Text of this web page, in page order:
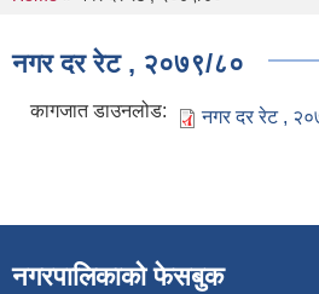
नगर दर रेट , २०७९/८०
कागजात डाउनलोड: नगर दर रेट ,
नगरपालिकाको फेसबुक